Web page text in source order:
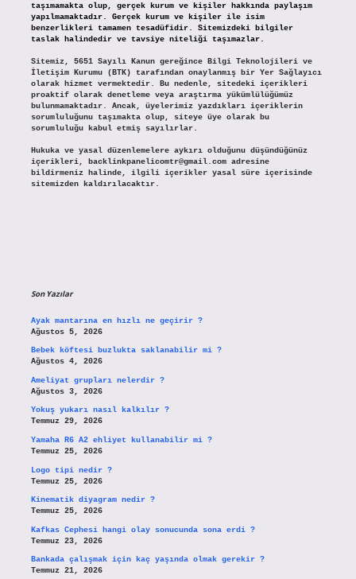
taşımamakta olup, gerçek kurum ve kişiler hakkında paylaşım
yapılmamaktadır. Gerçek kurum ve kişiler ile isim
benzerlikleri tamamen tesadüfidir. Sitemizdeki bilgiler
taslak halindedir ve tavsiye niteliği taşımazlar.
Sitemiz, 5651 Sayılı Kanun gereğince Bilgi Teknolojileri ve
İletişim Kurumu (BTK) tarafından onaylanmış bir Yer Sağlayıcı
olarak hizmet vermektedir. Bu nedenle, sitedeki içerikleri
proaktif olarak denetleme veya araştırma yükümlülüğümüz
bulunmamaktadır. Ancak, üyelerimiz yazdıkları içeriklerin
sorumluluğunu taşımakta olup, siteye üye olarak bu
sorumluluğu kabul etmiş sayılırlar.
Hukuka ve yasal düzenlemelere aykırı olduğunu düşündüğünüz
içerikleri,
backlinkpanelicomtr@gmail.comadresine
bildirmeniz halinde, ilgili içerikler yasal süre içerisinde
sitemizden kaldırılacaktır.
Son Yazılar
Ayak mantarına en hızlı ne geçirir ?
Ağustos 5, 2026
Bebek köftesi buzlukta saklanabilir mi ?
Ağustos 4, 2026
Ameliyat grupları nelerdir ?
Ağustos 3, 2026
Yokuş yukarı nasıl kalkılır ?
Temmuz 29, 2026
Yamaha R6 A2 ehliyet kullanabilir mi ?
Temmuz 25, 2026
Logo tipi nedir ?
Temmuz 25, 2026
Kinematik diyagram nedir ?
Temmuz 25, 2026
Kafkas Cephesi hangi olay sonucunda sona erdi ?
Temmuz 23, 2026
Bankada çalışmak için kaç yaşında olmak gerekir ?
Temmuz 21, 2026